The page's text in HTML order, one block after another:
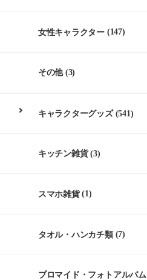
女性キャラクター (147)
その他(3)
キャラクターグッズ(541)
キッチン雑貨(3)
スマホ雑貨(1)
タオル・ハンカチ類(7)
ブロマイド・フォトアルバム